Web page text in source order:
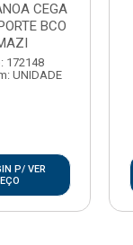
CEGA
BCO
172148
UNIDADE
P/ VER